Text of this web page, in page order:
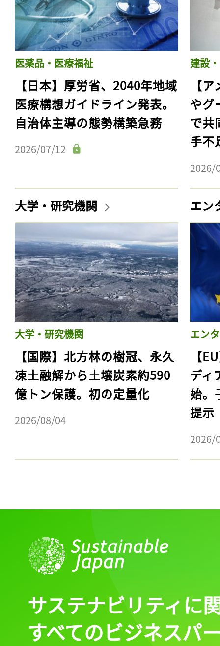
医薬品・医療福祉
【日本】厚労省、2040年地域
医療構想ガイドライン発表。
自治体主導の態勢構築急務
2026/07/12
建設
【
やグ
で共
手不
2026/
大学・研究機関
大学・研究機関
【国際】北方林の樹冠、永久
凍土融解から土壌炭素約590
億トン保護。初の定量化
2026/08/04
エン
エン
【
ディ
始。
提示
2026/
記事をお気に入りに
ログインが必
ログイン
会員登録
サステナビリティに
すべてのビジネスパ